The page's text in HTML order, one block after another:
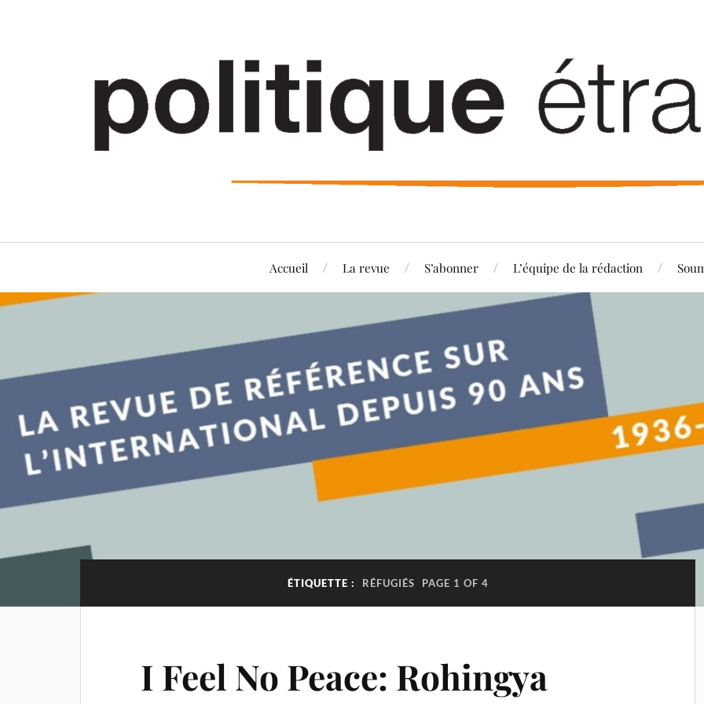
Accueil La revue S’abonner L’équipe de la rédaction
ÉTIQUETTE : RÉFUGIÉS PAGE 1 OF 4
I Feel No Peace: Rohingya